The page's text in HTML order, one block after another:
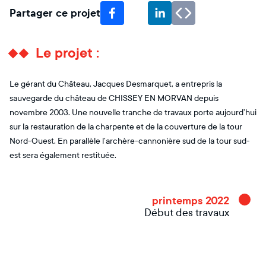
Partager ce projet
Le projet :
Le gérant du Château, Jacques Desmarquet, a entrepris la
sauvegarde du château de CHISSEY EN MORVAN depuis
novembre 2003. Une nouvelle tranche de travaux porte aujourd’hui
sur la restauration de la charpente et de la couverture de la tour
Nord-Ouest. En parallèle l’archère-cannonière sud de la tour sud-
est sera également restituée.
printemps 2022
Début des travaux